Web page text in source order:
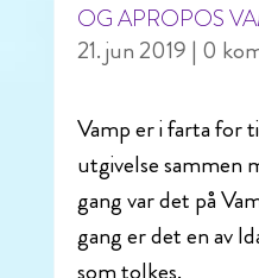
OG APROPOS
21. jun 2019 | 0
Vamp er i farta for
utgivelse sammen
gang var det på
gang er det en av